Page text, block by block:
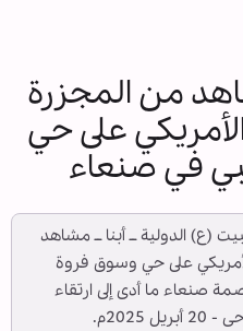
من المجزرة
الأمريكي على حي
في صنعاء
(ع) الدولية ــ أبنا ــ مشاهد
على حي وسوق فروة
صنعاء ما أدى إلى ارتقاء